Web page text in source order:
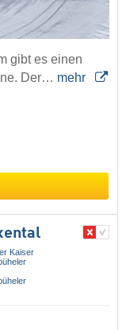
gibt es einen
Der… mehr
Kaiser